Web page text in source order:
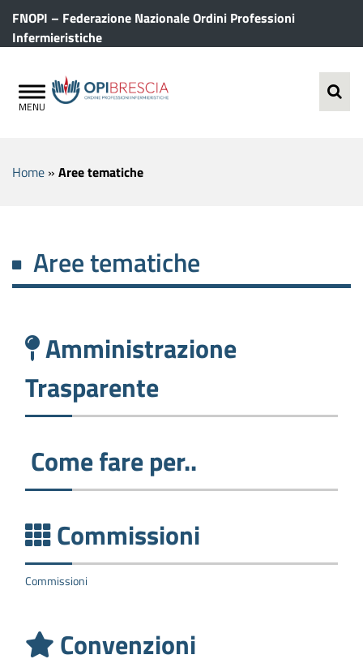
FNOPI – Federazione Nazionale Ordini Professioni
Infermieristiche
Home » Aree tematiche
Aree tematiche
Amministrazione
Trasparente
Come fare per..
Commissioni
Commissioni
Convenzioni